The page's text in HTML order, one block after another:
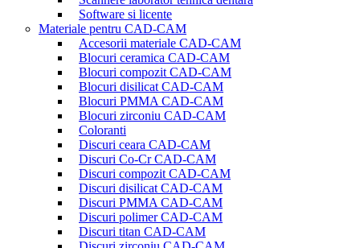
Software si licente
Materiale pentru CAD-CAM
Accesorii materiale CAD-CAM
Blocuri ceramica CAD-CAM
Blocuri compozit CAD-CAM
Blocuri disilicat CAD-CAM
Blocuri PMMA CAD-CAM
Blocuri zirconiu CAD-CAM
Coloranti
Discuri ceara CAD-CAM
Discuri Co-Cr CAD-CAM
Discuri compozit CAD-CAM
Discuri disilicat CAD-CAM
Discuri PMMA CAD-CAM
Discuri polimer CAD-CAM
Discuri titan CAD-CAM